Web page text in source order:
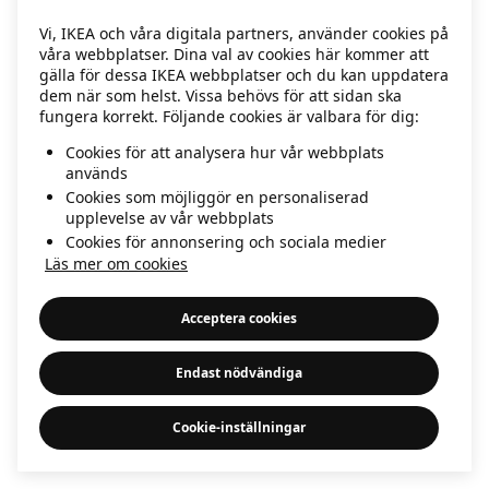
information)
Vi, IKEA och våra digitala partners, använder cookies på
våra webbplatser. Dina val av cookies här kommer att
gälla för dessa IKEA webbplatser och du kan uppdatera
dem när som helst. Vissa behövs för att sidan ska
fungera korrekt. Följande cookies är valbara för dig:
Cookies för att analysera hur vår webbplats
används
Cookies som möjliggör en personaliserad
upplevelse av vår webbplats
Cookies för annonsering och sociala medier
Läs mer om cookies
Acceptera cookies
Endast nödvändiga
Cookie-inställningar